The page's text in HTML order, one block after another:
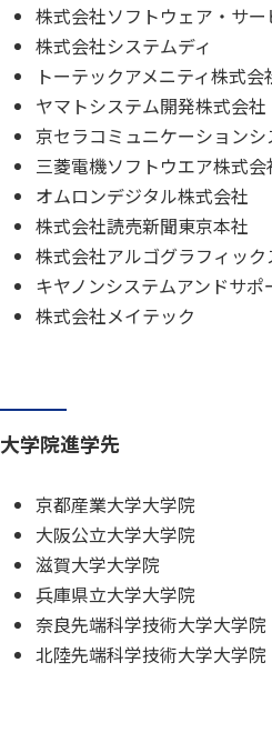
株式会社ソフトウェア・サー
株式会社システムディ
トーテックアメニティ株式会
ヤマトシステム開発株式会社
京セラコミュニケーション
三菱電機ソフトウエア株式会
オムロンデジタル株式会社
株式会社読売新聞東京本社
株式会社アルゴグラフィック
キヤノンシステムアンドサポ
株式会社メイテック
大学院進学先
京都産業大学大学院
大阪公立大学大学院
滋賀大学大学院
兵庫県立大学大学院
奈良先端科学技術大学大学院
北陸先端科学技術大学大学院